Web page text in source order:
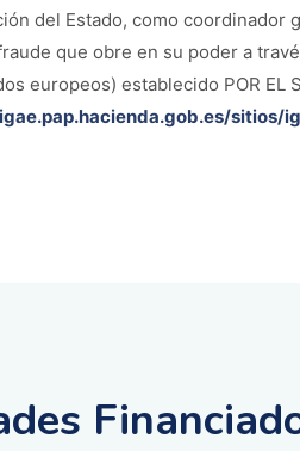
del Estado, como
que obre en su poder a
europeos) establecido POR EL
sitios/